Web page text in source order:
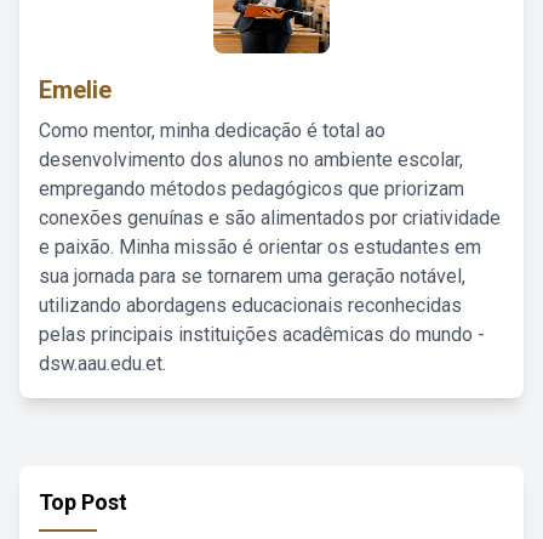
Emelie
Como mentor, minha dedicação é total ao
desenvolvimento dos alunos no ambiente escolar,
empregando métodos pedagógicos que priorizam
conexões genuínas e são alimentados por criatividade
e paixão. Minha missão é orientar os estudantes em
sua jornada para se tornarem uma geração notável,
utilizando abordagens educacionais reconhecidas
pelas principais instituições acadêmicas do mundo -
dsw.aau.edu.et.
Top Post